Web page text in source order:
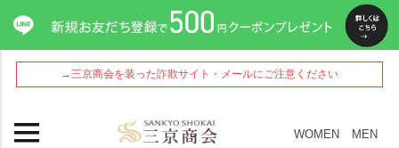
→三京商会を装った詐欺サイト・メールにご注意ください
WOMEN MEN
ペー
ジト
ップ
へ